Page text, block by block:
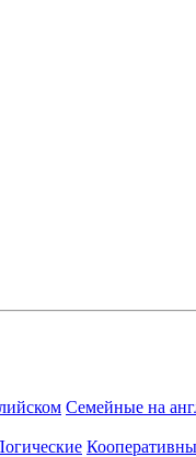
Семейные на